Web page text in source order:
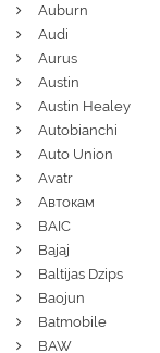
Auburn
Audi
Aurus
Austin
Austin Healey
Autobianchi
Auto Union
Avatr
Автокам
BAIC
Bajaj
Baltijas Dzips
Baojun
Batmobile
BAW